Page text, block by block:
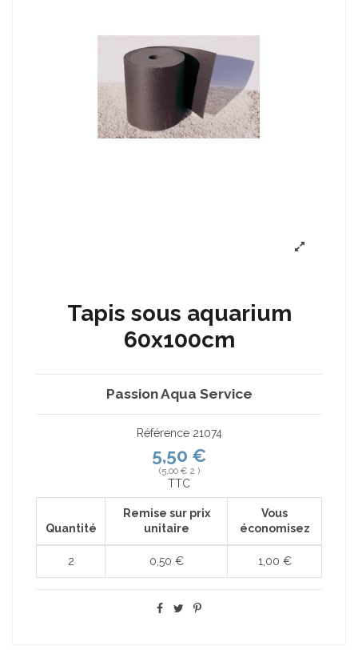
Tapis sous aquarium
60x100cm
Passion Aqua Service
Référence 21074
5,50 €
(5,00 € 2 )
TTC
Quantité
Remise sur prix
unitaire
Vous
économisez
2 0,50 € 1,00 €